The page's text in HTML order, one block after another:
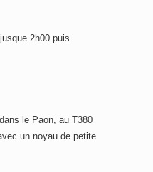
2h00 puis
le Paon, au T380
un noyau de petite